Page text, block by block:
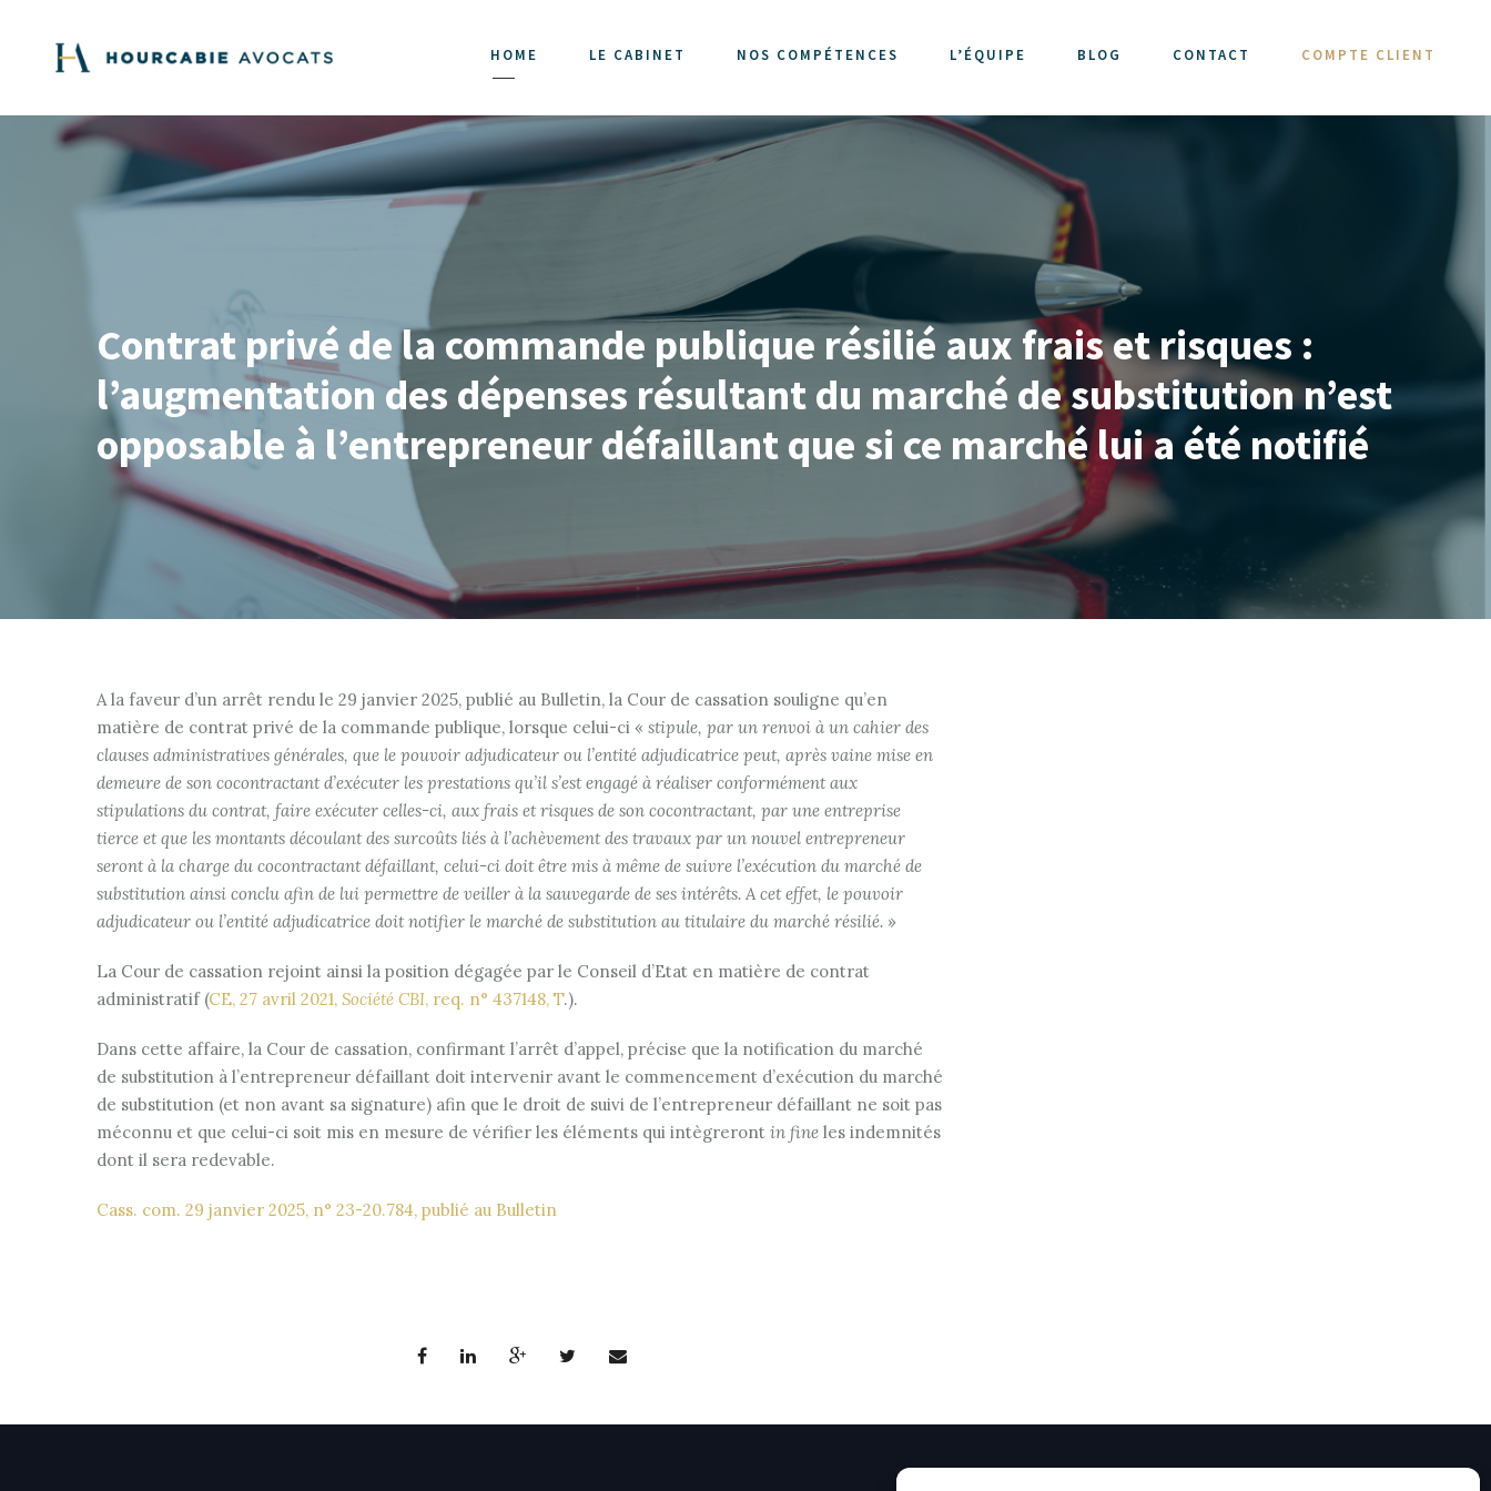
HOME LE CABINET NOS COMPÉTENCES L’ÉQUIPE BLOG CONTACT COMPTE CLIENT
Contrat privé de la commande publique résilié aux frais et risques :
l’augmentation des dépenses résultant du marché de substitution n’est
opposable à l’entrepreneur défaillant que si ce marché lui a été notifié
A la faveur d’un arrêt rendu le 29 janvier 2025, publié au Bulletin, la Cour de cassation souligne qu’en
matière de contrat privé de la commande publique, lorsque celui-ci « stipule, par un renvoi à un cahier des
clauses administratives générales, que le pouvoir adjudicateur ou l’entité adjudicatrice peut, après vaine mise en
demeure de son cocontractant d’exécuter les prestations qu’il s’est engagé à réaliser conformément aux
stipulations du contrat, faire exécuter celles-ci, aux frais et risques de son cocontractant, par une entreprise
tierce et que les montants découlant des surcoûts liés à l’achèvement des travaux par un nouvel entrepreneur
seront à la charge du cocontractant défaillant, celui-ci doit être mis à même de suivre l’exécution du marché de
substitution ainsi conclu afin de lui permettre de veiller à la sauvegarde de ses intérêts. A cet effet, le pouvoir
adjudicateur ou l’entité adjudicatrice doit notifier le marché de substitution au titulaire du marché résilié. »
La Cour de cassation rejoint ainsi la position dégagée par le Conseil d’Etat en matière de contrat
administratif (CE, 27 avril 2021, Société CBI, req. n° 437148, T.).
Dans cette affaire, la Cour de cassation, confirmant l’arrêt d’appel, précise que la notification du marché
de substitution à l’entrepreneur défaillant doit intervenir avant le commencement d’exécution du marché
de substitution (et non avant sa signature) afin que le droit de suivi de l’entrepreneur défaillant ne soit pas
méconnu et que celui-ci soit mis en mesure de vérifier les éléments qui intègreront in fine les indemnités
dont il sera redevable.
Cass. com. 29 janvier 2025, n° 23-20.784, publié au Bulletin